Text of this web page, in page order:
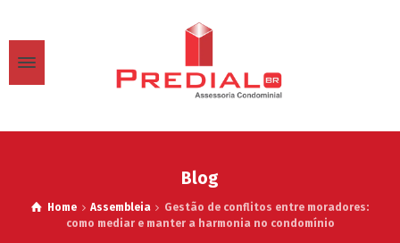
Blog
Home Assembleia
Gestão de conflitos entre moradores:
como mediar e manter a harmonia no condomínio